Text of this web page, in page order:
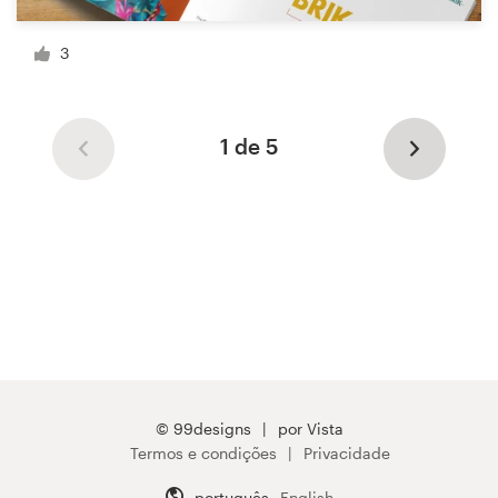
3
1 de 5
© 99designs
por Vista
Termos e condições
Privacidade